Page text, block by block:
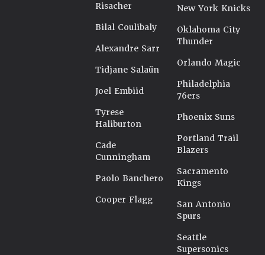
Risacher
Bilal Coulibaly
Alexandre Sarr
Tidjane Salaün
Joel Embiid
Tyrese
Haliburton
Cade
Cunningham
Paolo Banchero
Cooper Flagg
New York Knicks
Oklahoma City
Thunder
Orlando Magic
Philadelphia
76ers
Phoenix Suns
Portland Trail
Blazers
Sacramento
Kings
San Antonio
Spurs
Seattle
Supersonics